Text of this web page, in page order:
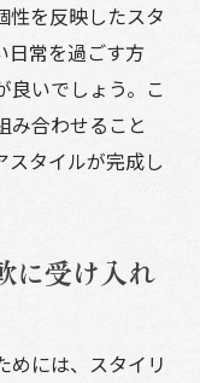
性を反映したスタ
日常を過ごす方
良いでしょう。こ
み合わせること
スタイルが完成し
に受け入れ
めには、スタイリ